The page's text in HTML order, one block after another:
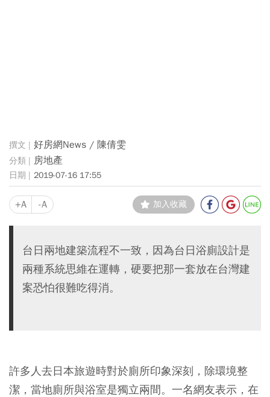
好房網News / 陳倩雯
房地產
2019-07-16 17:55
+A -A 加入收藏
台日兩地建築流程不一致，因為台日浴廁設計是
兩種系統思維在運轉，硬要把那一套放在台灣建
案恐怕很難吃得消。
許多人去日本旅遊時對於廁所印象深刻，除環境整
潔，當地廁所與浴室是獨立兩間。一名網友表示，在